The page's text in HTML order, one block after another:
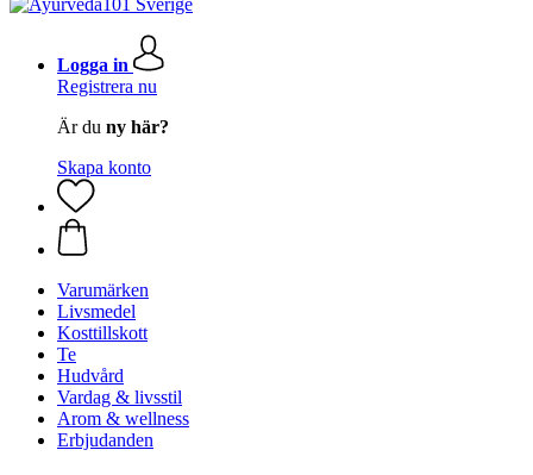
Logga in
Registrera nu
Är du ny här?
Skapa konto
Varumärken
Livsmedel
Kosttillskott
Te
Hudvård
Vardag & livsstil
Arom & wellness
Erbjudanden